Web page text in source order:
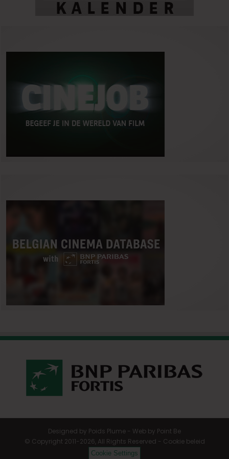
Designed by Poids Plume - Web by Point Be
© Copyright 2011-2026, All Rights Reserved - Cookie beleid
Cookie Settings